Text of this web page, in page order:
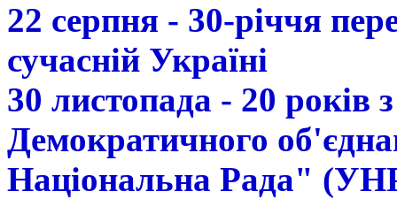
22 серпня - 30-річчя
сучасній Україні
30 листопада - 20 років
Демократичного
Національна Рада"